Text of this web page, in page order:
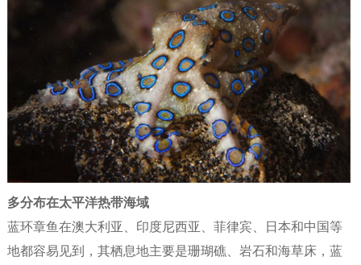
多分布在太平洋热带海域
蓝环章鱼在澳大利亚、印度尼西亚、菲律宾、日本和中国等
地都容易见到，其栖息地主要是珊瑚礁、岩石和海草床，蓝